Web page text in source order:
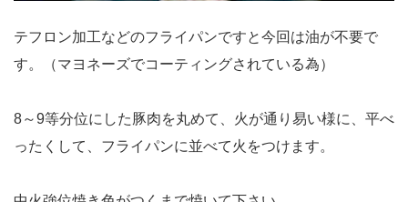
テフロン加工などのフライパンですと今回は油が不要で
す。（マヨネーズでコーティングされている為）
8～9等分位にした豚肉を丸めて、火が通り易い様に、平べ
ったくして、フライパンに並べて火をつけます。